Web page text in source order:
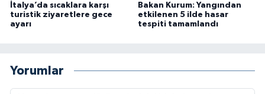
İtalya’da sıcaklara karşı
turistik ziyaretlere gece
ayarı
Bakan Kurum: Yangından
etkilenen 5 ilde hasar
tespiti tamamlandı
Yorumlar